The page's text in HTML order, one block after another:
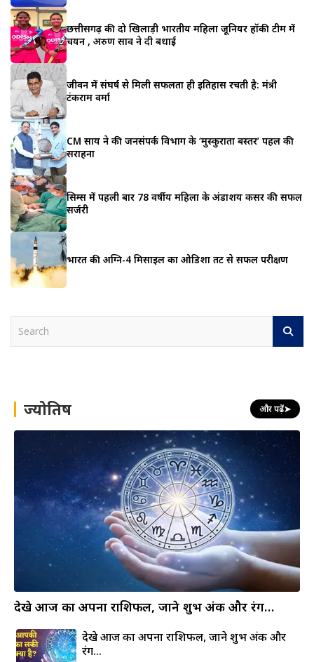
छत्तीसगढ़ की दो खिलाड़ी भारतीय महिला जूनियर हॉकी टीम में
चयन , अरुण साव ने दी बधाई
जीवन में संघर्ष से मिली सफलता ही इतिहास रचती है: मंत्री
टंकराम वर्मा
CM साय ने की जनसंपर्क विभाग के ‘मुस्कुराता बस्तर’ पहल की
सराहना
सिम्स में पहली बार 78 वर्षीय महिला के अंडाशय कैंसर की सफल
सर्जरी
भारत की अग्नि-4 मिसाइल का ओडिशा तट से सफल परीक्षण
h ज्योतिष और पढ़ें➤
देखे आज का अपना राशिफल, जाने शुभ अंक और रंग…
देखे आज का अपना राशिफल, जाने शुभ अंक और
रंग…